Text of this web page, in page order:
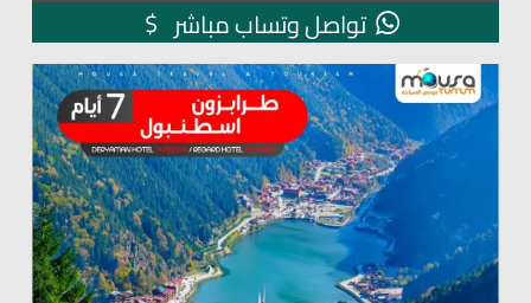
تواصل وتساب مباشر $